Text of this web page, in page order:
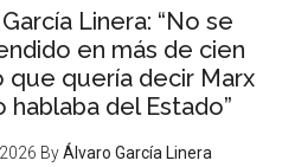
Linera: “No se
en más de cien
que quería decir Marx
hablaba del Estado”
ByÁlvaro García Linera